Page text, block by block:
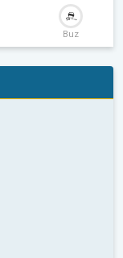
Buz